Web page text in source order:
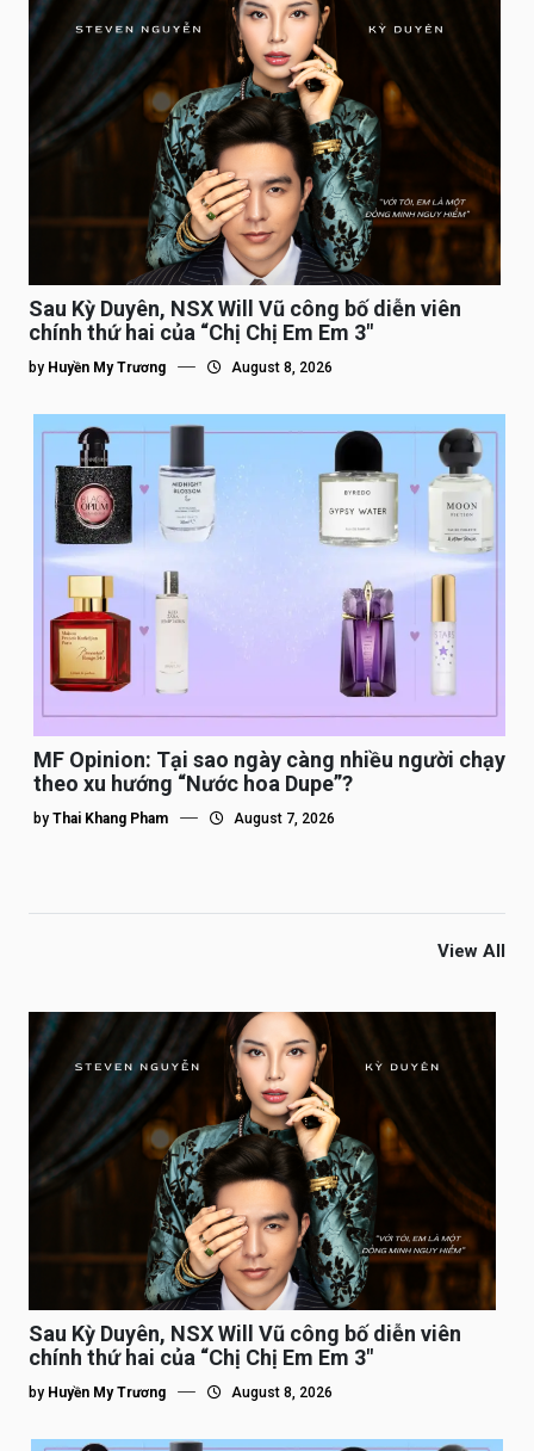
Sau Kỳ Duyên, NSX Will Vũ công bố diễn viên
chính thứ hai của “Chị Chị Em Em 3″
by Huyền My Trương August 8, 2026
MF Opinion: Tại sao ngày càng nhiều người chạy
theo xu hướng “Nước hoa Dupe”?
by Thai Khang Pham August 7, 2026
View All
Sau Kỳ Duyên, NSX Will Vũ công bố diễn viên
chính thứ hai của “Chị Chị Em Em 3″
by Huyền My Trương August 8, 2026